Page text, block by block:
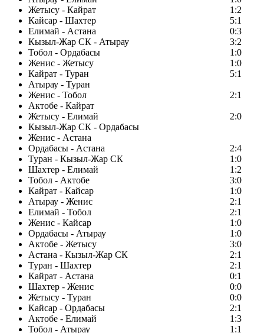
Жетысу - Кайрат
1:2
Кайсар - Шахтер
5:1
Елимай - Астана
0:3
Кызыл-Жар СК - Атырау
3:2
Тобол - Ордабасы
1:0
Женис - Жетысу
1:0
Кайрат - Туран
5:1
Атырау - Туран
Женис - Тобол
2:1
Актобе - Кайрат
Жетысу - Елимай
2:0
Кызыл-Жар СК - Ордабасы
Женис - Астана
Ордабасы - Астана
2:4
Туран - Кызыл-Жар СК
1:0
Шахтер - Елимай
1:2
Тобол - Актобе
3:0
Кайрат - Кайсар
1:0
Атырау - Женис
2:1
Елимай - Тобол
2:1
Женис - Кайсар
1:0
Ордабасы - Атырау
1:0
Актобе - Жетысу
3:0
Астана - Кызыл-Жар СК
2:1
Туран - Шахтер
2:1
Кайрат - Астана
0:1
Шахтер - Женис
0:0
Жетысу - Туран
0:0
Кайсар - Ордабасы
2:1
Актобе - Елимай
1:3
Тобол - Атырау
1:1